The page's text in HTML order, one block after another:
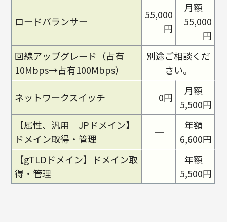
ロードバランサー
55,000
円
月額
55,000
円
回線アップグレード（占有
10Mbps→占有100Mbps）
別途ご相談くだ
さい。
ネットワークスイッチ 0円
月額
5,500円
【属性、汎用 JPドメイン】
ドメイン取得・管理
─
年額
6,600円
【gTLDドメイン】ドメイン取
得・管理
─
年額
5,500円